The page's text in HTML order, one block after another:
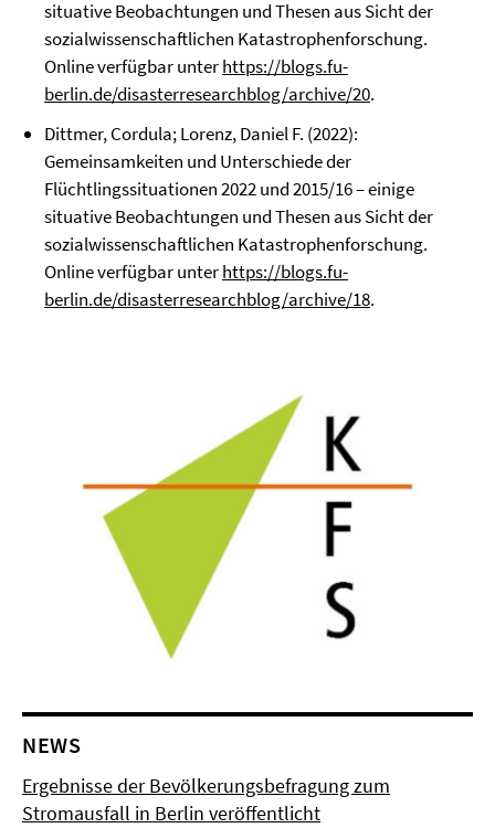
situative Beobachtungen und Thesen aus Sicht der
sozialwissenschaftlichen Katastrophenforschung.
Online verfügbar unterhttps://blogs.fu-
berlin.de/disasterresearchblog/archive/20.
Dittmer, Cordula; Lorenz, Daniel F. (2022):
Gemeinsamkeiten und Unterschiede der
Flüchtlingssituationen 2022 und 2015/16 – einige
situative Beobachtungen und Thesen aus Sicht der
sozialwissenschaftlichen Katastrophenforschung.
Online verfügbar unterhttps://blogs.fu-
berlin.de/disasterresearchblog/archive/18.
NEWS
Ergebnisse der Bevölkerungsbefragung zum
Stromausfall in Berlin veröffentlicht